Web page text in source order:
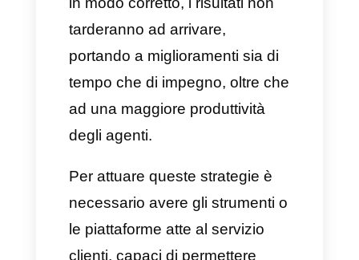
quelli di vendita e di supporto.
Creare un percorso e instaurare
una solida interazione con i
clienti è una sfida quotidiana.
del tempo e degli sforzi, se fatto
in modo corretto, i risultati non
tarderanno ad arrivare,